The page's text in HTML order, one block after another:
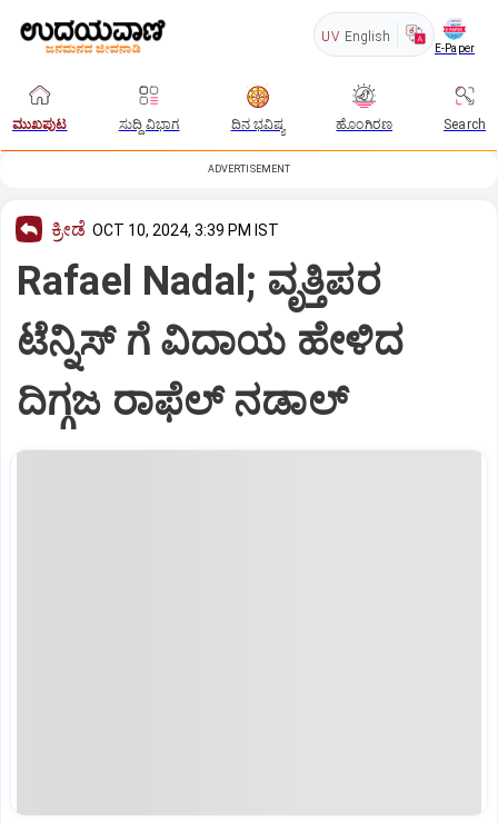
UV English
E-Paper
ಮುಖಪುಟ ಸುದ್ದಿ ವಿಭಾಗ ದಿನ ಭವಿಷ್ಯ ಹೊಂಗಿರಣ Search
ADVERTISEMENT
ಕ್ರೀಡೆ OCT 10, 2024, 3:39 PM IST
Rafael Nadal; ವೃತ್ತಿಪರ
ಟೆನ್ನಿಸ್‌ ಗೆ ವಿದಾಯ ಹೇಳಿದ
ದಿಗ್ಗಜ ರಾಫೆಲ್‌ ನಡಾಲ್